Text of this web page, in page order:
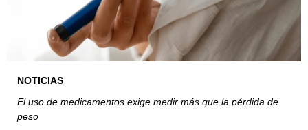
NOTICIAS
El uso de medicamentos exige medir más que la pérdida de
peso